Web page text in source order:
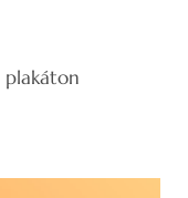
plakáton